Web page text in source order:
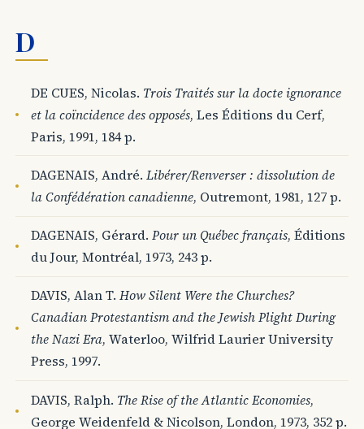
D
DE CUES, Nicolas. Trois Traités sur la docte ignorance
et la coïncidence des opposés, Les Éditions du Cerf,
Paris, 1991, 184 p.
DAGENAIS, André.Libérer/Renverser : dissolution de
la Confédération canadienne, Outremont, 1981, 127 p.
DAGENAIS, Gérard.Pour un Québec français, Éditions
du Jour, Montréal, 1973, 243 p.
DAVIS, Alan T.How Silent Were the Churches?
Canadian Protestantism and the Jewish Plight During
the Nazi Era, Waterloo, Wilfrid Laurier University
Press, 1997.
DAVIS, Ralph. The Rise of the Atlantic Economies,
George Weidenfeld & Nicolson, London, 1973, 352 p.